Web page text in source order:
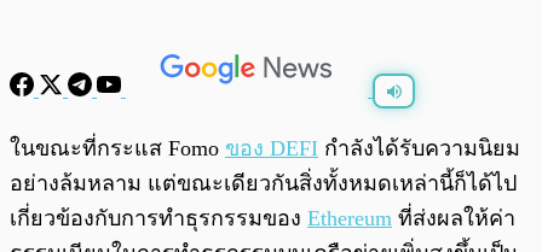
พร้อมเล่น 0:00 0:00
ในขณะที่กระแส Fomo ของ DEFI กำลังได้รับความนิยม
อย่างล้มหลาม แต่ขณะเดียวกันสิ่งทั้งหมดเหล่านี้ก็ได้ไป
เกี่ยวข้องกับการทำธุรกรรมของ Ethereum ที่ส่งผลให้ค่า